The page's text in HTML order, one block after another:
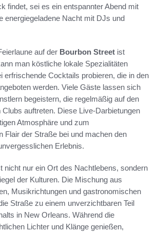
findet, sei es ein entspannter Abend mit
energiegeladene Nacht mit DJs und
auf der Bourbon Street ist
man köstliche lokale Spezialitäten
erfrischende Cocktails probieren, die in den
werden. Viele Gäste lassen sich
begeistern, die regelmäßig auf den
Clubs auftreten. Diese Live-Darbietungen
Atmosphäre und zum
Flair der Straße bei und machen den
Erlebnis.
nicht nur ein Ort des Nachtlebens, sondern
der Kulturen. Die Mischung aus
Musikrichtungen und gastronomischen
Straße zu einem unverzichtbaren Teil
in New Orleans. Während die
Lichter und Klänge genießen,